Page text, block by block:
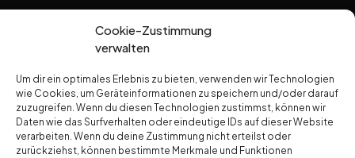
Cookie-Zustimmung
verwalten
Um dir ein optimales Erlebnis zu bieten, verwenden wir Technologien
wie Cookies, um Geräteinformationen zu speichern und/oder darauf
zuzugreifen. Wenn du diesen Technologien zustimmst, können wir
Daten wie das Surfverhalten oder eindeutige IDs auf dieser Website
verarbeiten. Wenn du deine Zustimmung nicht erteilst oder
zurückziehst, können bestimmte Merkmale und Funktionen
Jesus Christus
Prediger
Dr. Edwin Noyes
Hermann Kesten